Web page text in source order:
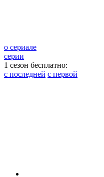
о сериале
серии
1 сезон бесплатно:
с последней с первой